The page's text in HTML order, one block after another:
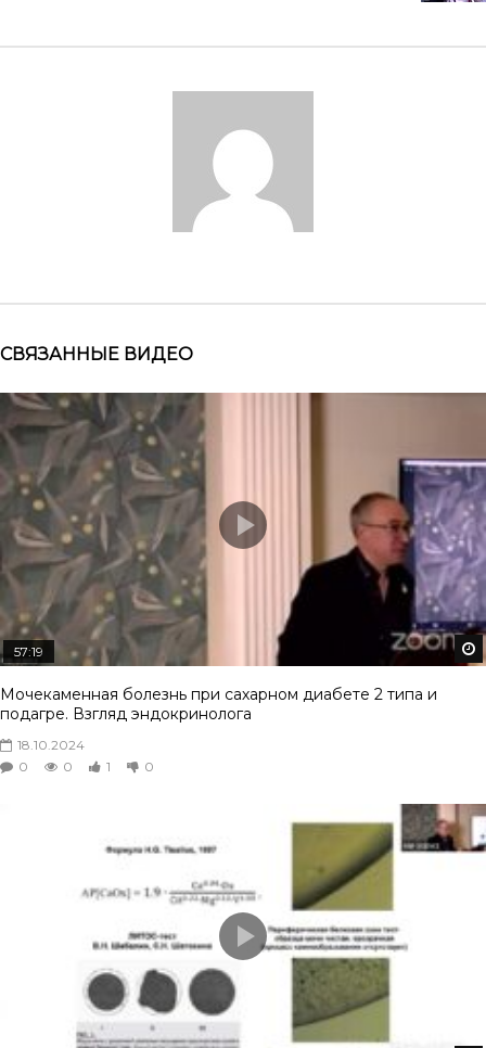
СВЯЗАННЫЕ ВИДЕО
57:19
Мочекаменная болезнь при сахарном диабете 2 типа и
подагре. Взгляд эндокринолога
18.10.2024
0
0 1 0